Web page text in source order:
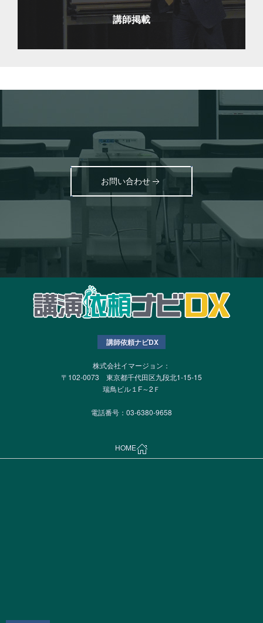
講師掲載
お問い合わせ
講師依頼ナビDX
株式会社イマージョン：
〒102-0073 東京都千代田区九段北1-15-15
瑞鳥ビル１F～2Ｆ
電話番号：03-6380-9658
HOME